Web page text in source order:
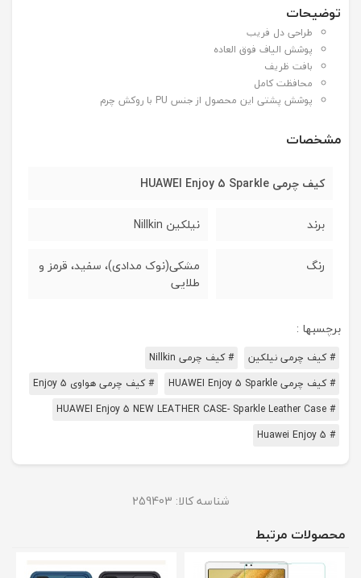
توضیحات
طراحی دل فریب
پوشش الیاف فوق العاده
بافت ظریف
محافظت کامل
پوشش پشتی این محصول از جنس PU با روکش چرم
مشخصات
کیف چرمی HUAWEI Enjoy 5 Sparkle
برند نیلکین Nillkin
رنگ
مشکی(نوک مدادی)، سفید، قرمز و
طلایی
برچسبها :
# کیف چرمی نیلکین
# کیف چرمی Nillkin
# کیف چرمی HUAWEI Enjoy 5 Sparkle
# کیف چرمی هواوی Enjoy 5
# HUAWEI Enjoy 5 NEW LEATHER CASE- Sparkle Leather Case
# Huawei Enjoy 5
شناسه کالا: 259403
محصولات مرتبط